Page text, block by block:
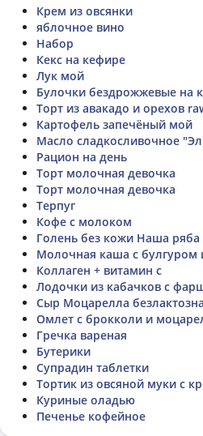
Крем из овсянки
яблочное вино
Набор
Кекс на кефире
Лук мой
Булочки бездрожжевые на
Торт из авакадо и орехов
Картофель запечёный мой
Масло сладкосливочное
Рацион на день
Торт молочная девочка
Торт молочная девочка
Терпуг
Кофе с молоком
Голень без кожи Наша ряба
Молочная каша с булгуром
Коллаген + витамин с
Лодочки из кабачков с
Сыр Моцарелла
Омлет с брокколи и
Гречка вареная
Бутерики
Супрадин таблетки
Тортик из овсяной муки с
Куриные оладью
Печенье кофейное